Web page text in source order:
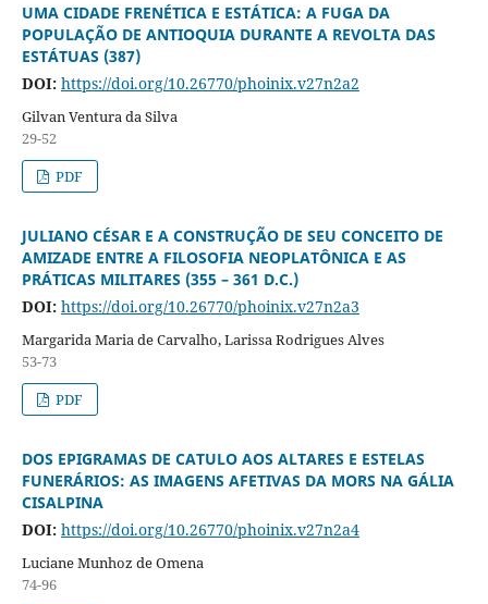
UMA CIDADE FRENÉTICA E ESTÁTICA: A FUGA DA
POPULAÇÃO DE ANTIOQUIA DURANTE A REVOLTA DAS
ESTÁTUAS (387)
DOI: https://doi.org/10.26770/phoinix.v27n2a2
Gilvan Ventura da Silva
29-52
PDF
JULIANO CÉSAR E A CONSTRUÇÃO DE SEU CONCEITO DE
AMIZADE ENTRE A FILOSOFIA NEOPLATÔNICA E AS
PRÁTICAS MILITARES (355 – 361 D.C.)
DOI: https://doi.org/10.26770/phoinix.v27n2a3
Margarida Maria de Carvalho, Larissa Rodrigues Alves
53-73
PDF
DOS EPIGRAMAS DE CATULO AOS ALTARES E ESTELAS
FUNERÁRIOS: AS IMAGENS AFETIVAS DA MORS NA GÁLIA
CISALPINA
DOI: https://doi.org/10.26770/phoinix.v27n2a4
Luciane Munhoz de Omena
74-96